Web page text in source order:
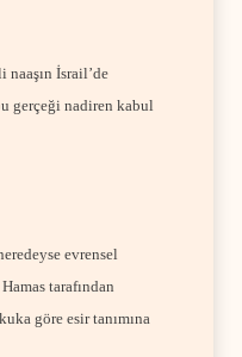
İsrail’de
gerçeği nadiren kabul
evrensel
tarafından
göre esir tanımına